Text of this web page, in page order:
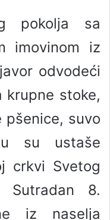
pokolja sa
imovinom iz
odvodeći
krupne stoke,
pšenice, suvo
su ustaše
crkvi Svetog
Sutradan 8.
iz naselja